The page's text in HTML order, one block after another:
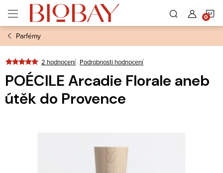
obsah
Parfémy
2 hodnocení Podrobnosti hodnocení
POÉCILE Arcadie Florale aneb
útěk do Provence